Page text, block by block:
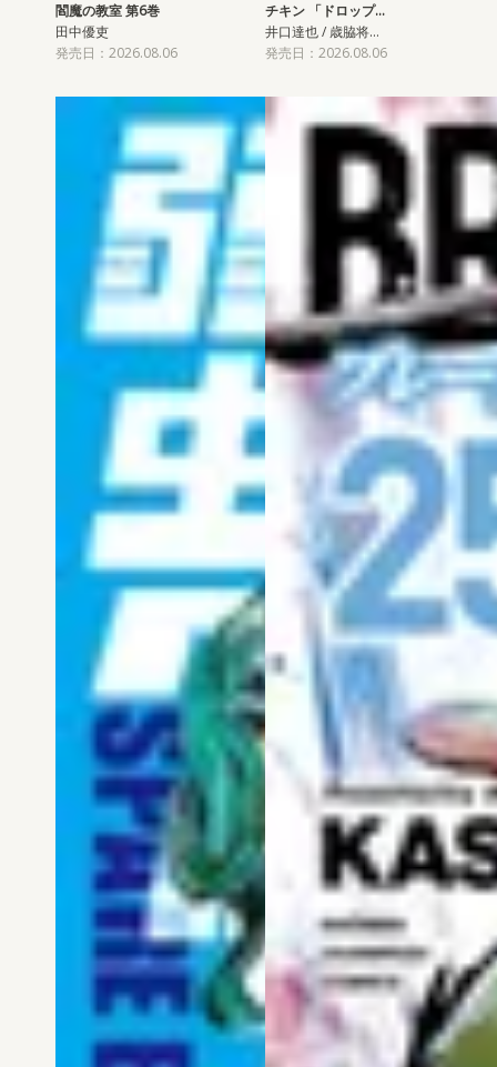
閻魔の教室 第6巻
田中優吏
発売日：2026.08.06
チキン 「ドロップ…
井口達也 / 歳脇将…
発売日：2026.08.06